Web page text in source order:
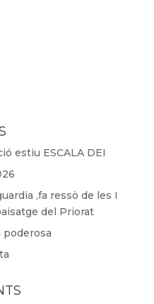
estiu ESCALA DEI
,fa ressò de les I
del Priorat
poderosa